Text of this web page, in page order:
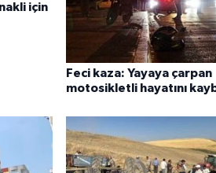
için
Feci kaza: Yayaya çarpan
motosikletli hayatını